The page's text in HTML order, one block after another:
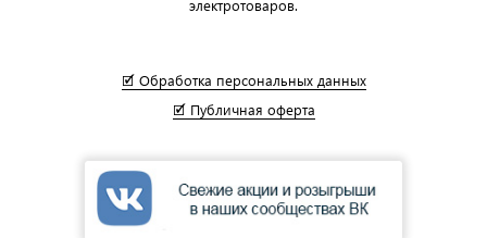
электротоваров.
🗹 Обработка персональных данных
🗹 Публичная оферта